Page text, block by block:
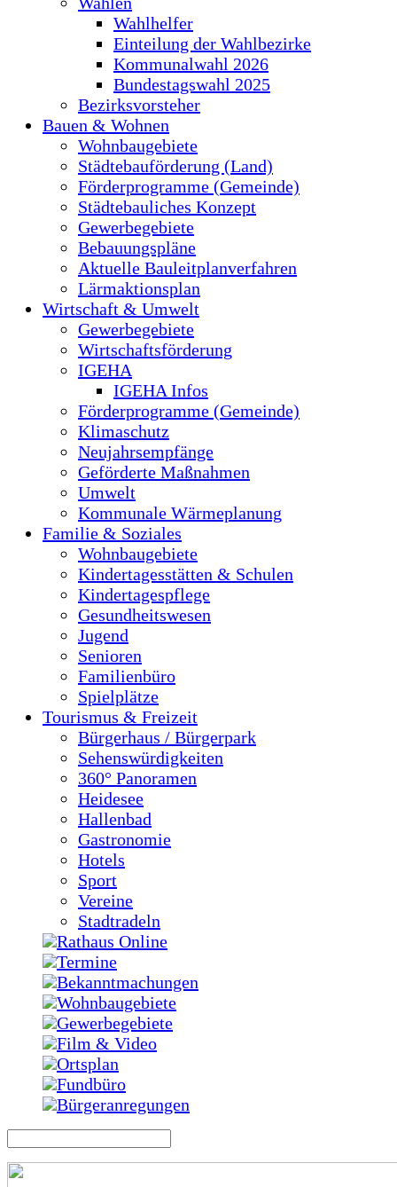
Wahlhelfer
Einteilung der Wahlbezirke
Kommunalwahl 2026
Bundestagswahl 2025
Bezirksvorsteher
Bauen & Wohnen
Wohnbaugebiete
Städtebauförderung (Land)
Förderprogramme (Gemeinde)
Städtebauliches Konzept
Gewerbegebiete
Bebauungspläne
Aktuelle Bauleitplanverfahren
Lärmaktionsplan
Wirtschaft & Umwelt
Gewerbegebiete
Wirtschaftsförderung
IGEHA
IGEHA Infos
Förderprogramme (Gemeinde)
Klimaschutz
Neujahrsempfänge
Geförderte Maßnahmen
Umwelt
Kommunale Wärmeplanung
Familie & Soziales
Wohnbaugebiete
Kindertagesstätten & Schulen
Kindertagespflege
Gesundheitswesen
Jugend
Senioren
Familienbüro
Spielplätze
Tourismus & Freizeit
Bürgerhaus / Bürgerpark
Sehenswürdigkeiten
360° Panoramen
Heidesee
Hallenbad
Gastronomie
Hotels
Sport
Vereine
Stadtradeln
Rathaus Online
Termine
Bekanntmachungen
Wohnbaugebiete
Gewerbegebiete
Film & Video
Ortsplan
Fundbüro
Bürgeranregungen